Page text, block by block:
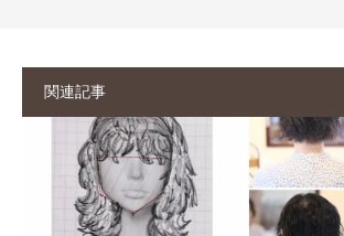
関連記事